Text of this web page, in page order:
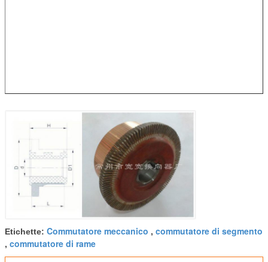
Etichette: Commutatore meccanico , commutatore di segmento
, commutatore di rame